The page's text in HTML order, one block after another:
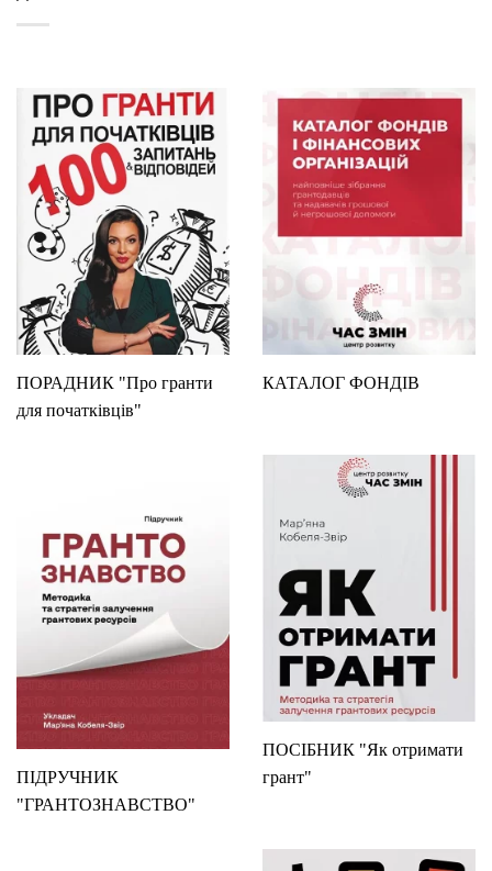
ПОРАДНИК "Про гранти
для початківців"
КАТАЛОГ ФОНДІВ
ПОСІБНИК "Як отримати
грант"
ПІДРУЧНИК
"ГРАНТОЗНАВСТВО"